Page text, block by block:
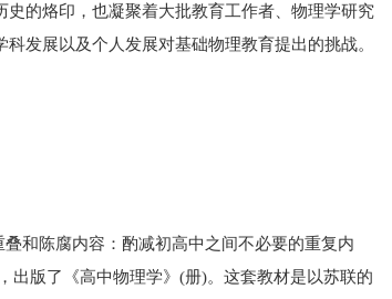
的烙印，也凝聚着大批教育工作者、物理学研究
发展以及个人发展对基础物理教育提出的挑战。
和陈腐内容：酌减初高中之间不必要的重复内
出版了《高中物理学》(册)。这套教材是以苏联的